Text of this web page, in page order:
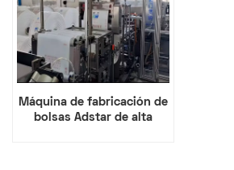
Máquina de fabricación de
bolsas Adstar de alta